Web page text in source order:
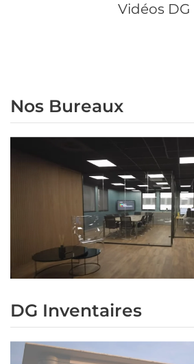
Vidéos DG
Nos Bureaux
DG Inventaires